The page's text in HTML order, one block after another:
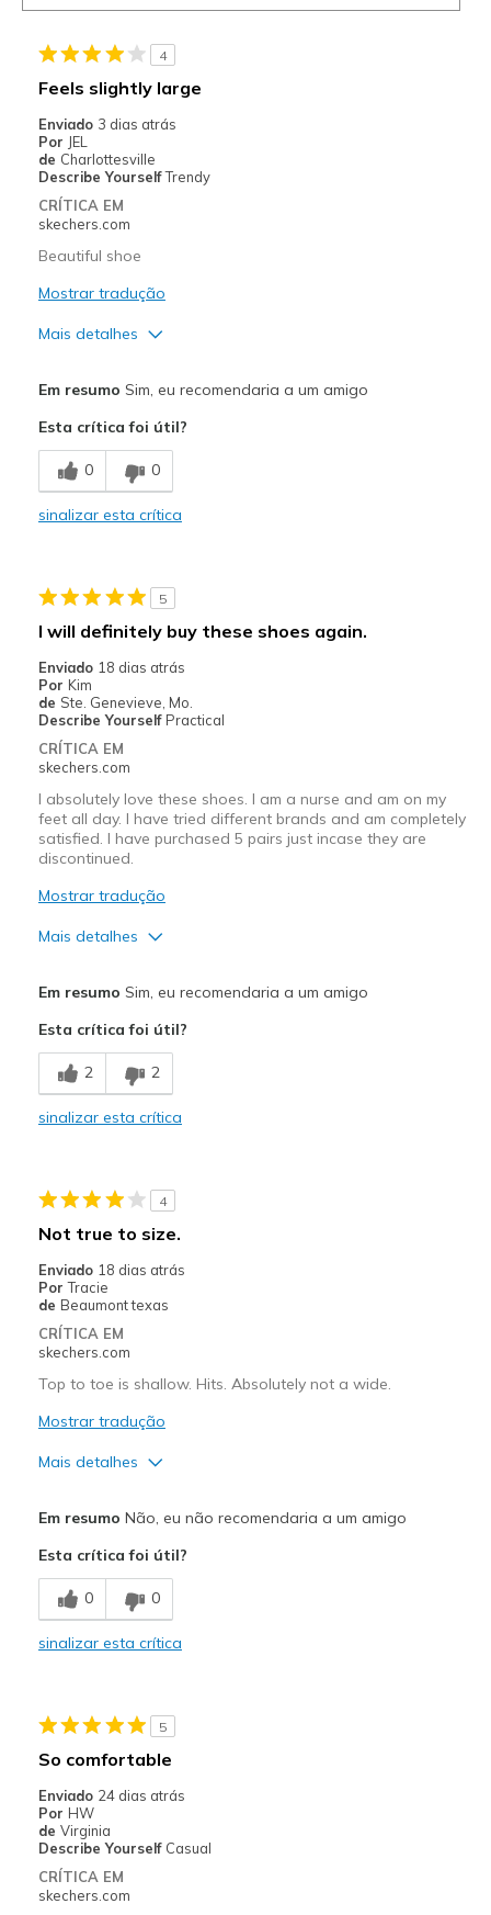
4
Feels slightly large
Enviado 3 dias atrás
Por JEL
de Charlottesville
Describe YourselfTrendy
CRÍTICA EM
skechers.com
Beautiful shoe
Mostrar tradução
Mais detalhes
Comfortable
Stylish
Travel
Width
View On Shoes
Em resumo Sim, eu recomendaria a um amigo
Esta crítica foi útil?
0 0
sinalizar esta crítica
5
I will definitely buy these shoes again.
Enviado 18 dias atrás
Por Kim
de Ste. Genevieve, Mo.
Describe Yourself Practical
CRÍTICA EM
skechers.com
I absolutely love these shoes. I am a nurse and am on my
feet all day. I have tried different brands and am completely
satisfied. I have purchased 5 pairs just incase they are
discontinued.
Mostrar tradução
Mais detalhes
Breathe Well
Comfortable
Melhores utilizações
Work
Width
Feels true to width
Em resumo Sim, eu recomendaria a um amigo
Esta crítica foi útil?
2 2
sinalizar esta crítica
4
Not true to size.
Enviado 18 dias atrás
Por Tracie
de Beaumont texas
CRÍTICA EM
skechers.com
Top to toe is shallow. Hits. Absolutely not a wide.
Mostrar tradução
Mais detalhes
Contras
Top to toe shallow
Em resumo Não, eu não recomendaria a um amigo
Esta crítica foi útil?
0 0
sinalizar esta crítica
5
So comfortable
Enviado 24 dias atrás
Por HW
de Virginia
Describe Yourself Casual
CRÍTICA EM
skechers.com